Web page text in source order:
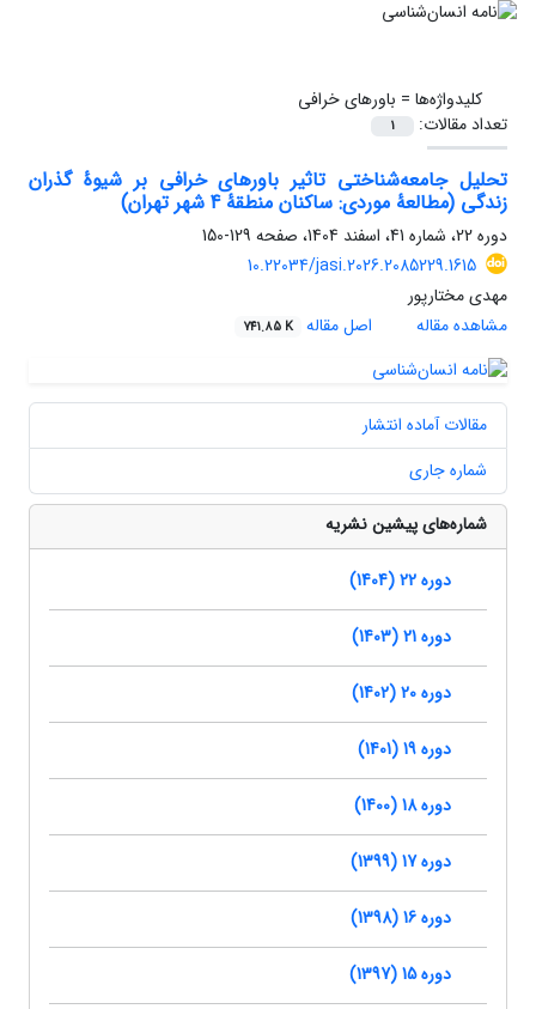
کلیدواژه‌ها = باورهای خرافی
تعداد مقالات:
1
تحلیل جامعه‌شناختی تاثیر باورهای خرافی بر شیوۀ گذران
زندگی (مطالعۀ موردی: ساکنان منطقۀ 4 شهر تهران)
دوره 22، شماره 41، اسفند 1404، صفحه
129-150
10.22034/jasi.2026.2085229.1615
مهدی مختارپور
مشاهده مقاله
اصل مقاله 741.85 K
مقالات آماده انتشار
شماره جاری
شماره‌های پیشین نشریه
دوره 22 (1404)
دوره 21 (1403)
دوره 20 (1402)
دوره 19 (1401)
دوره 18 (1400)
دوره 17 (1399)
دوره 16 (1398)
دوره 15 (1397)